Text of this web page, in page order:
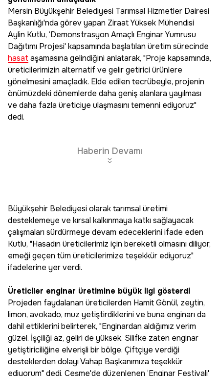
Mersin Büyükşehir Belediyesi Tarımsal Hizmetler Dairesi
Başkanlığı'nda görev yapan Ziraat Yüksek Mühendisi
Aylin Kutlu, ‘Demonstrasyon Amaçlı Enginar Yumrusu
Dağıtımı Projesi' kapsamında başlatılan üretim sürecinde
hasat aşamasına gelindiğini anlatarak, "Proje kapsamında,
üreticilerimizin alternatif ve gelir getirici ürünlere
yönelmesini amaçladık. Elde edilen tecrübeyle, projenin
önümüzdeki dönemlerde daha geniş alanlara yayılması
ve daha fazla üreticiye ulaşmasını temenni ediyoruz"
dedi.
Haberin Devamı
Büyükşehir Belediyesi olarak tarımsal üretimi
desteklemeye ve kırsal kalkınmaya katkı sağlayacak
çalışmaları sürdürmeye devam edeceklerini ifade eden
Kutlu, "Hasadın üreticilerimiz için bereketli olmasını diliyor,
emeği geçen tüm üreticilerimize teşekkür ediyoruz"
ifadelerine yer verdi.
Üreticiler enginar üretimine büyük ilgi gösterdi
Projeden faydalanan üreticilerden Hamit Gönül, zeytin,
limon, avokado, muz yetiştirdiklerini ve buna enginarı da
dahil ettiklerini belirterek, "Enginardan aldığımız verim
güzel. İşçiliği az, geliri de yüksek. Silifke zaten enginar
yetiştiriciliğine elverişli bir bölge. Çiftçiye verdiği
desteklerden dolayı Vahap Başkanımıza teşekkür
ediyorum" dedi. Çeşme'de düzenlenen ‘Enginar Festivali'